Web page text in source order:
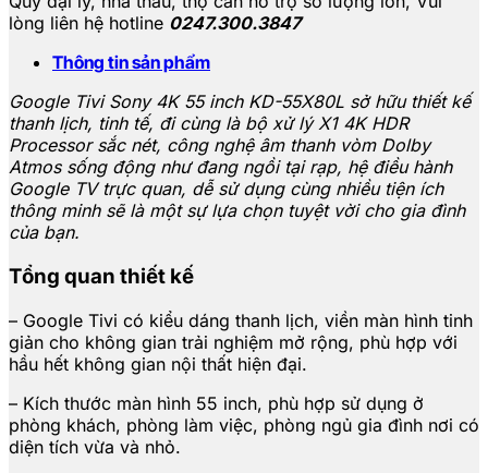
lòng liên hệ hotline 0247.300.3847
Thông tin sản phẩm
Google Tivi Sony 4K 55 inch KD-55X80L sở hữu thiết kế
thanh lịch, tinh tế, đi cùng là bộ xử lý X1 4K HDR
Processor sắc nét, công nghệ âm thanh vòm Dolby
Atmos sống động như đang ngồi tại rạp, hệ điều hành
Google TV trực quan, dễ sử dụng cùng nhiều tiện ích
thông minh sẽ là một sự lựa chọn tuyệt vời cho gia đình
của bạn.
​Tổng quan thiết kế
– Google Tivi có kiểu dáng thanh lịch, viền màn hình tinh
giản cho không gian trải nghiệm mở rộng, phù hợp với
hầu hết không gian nội thất hiện đại.
– Kích thước màn hình 55 inch, phù hợp sử dụng ở
phòng khách, phòng làm việc, phòng ngủ gia đình nơi có
diện tích vừa và nhỏ.